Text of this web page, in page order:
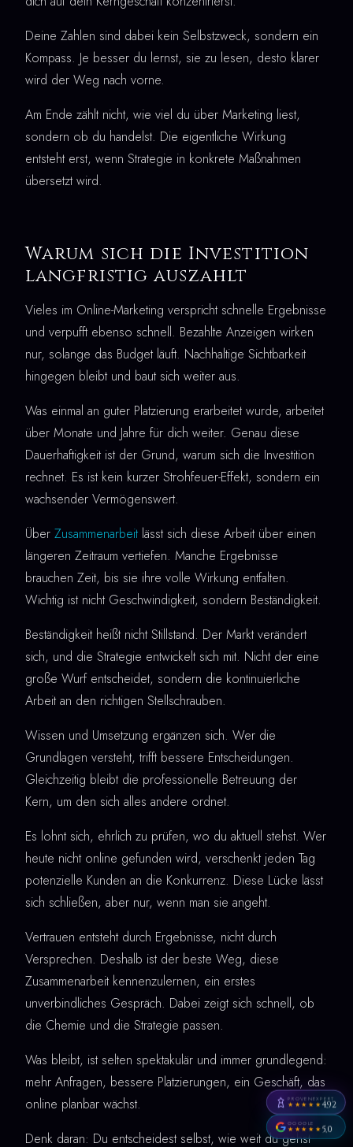
Deine Zahlen sind dabei kein Selbstzweck, sondern ein
Kompass. Je besser du lernst, sie zu lesen, desto klarer
wird der Weg nach vorne.
Am Ende zählt nicht, wie viel du über Marketing liest,
sondern ob du handelst. Die eigentliche Wirkung
entsteht erst, wenn Strategie in konkrete Maßnahmen
übersetzt wird.
Warum sich die Investition
langfristig auszahlt
Vieles im Online-Marketing verspricht schnelle Ergebnisse
und verpufft ebenso schnell. Bezahlte Anzeigen wirken
nur, solange das Budget läuft. Nachhaltige Sichtbarkeit
hingegen bleibt und baut sich weiter aus.
Was einmal an guter Platzierung erarbeitet wurde, arbeitet
über Monate und Jahre für dich weiter. Genau diese
Dauerhaftigkeit ist der Grund, warum sich die Investition
rechnet. Es ist kein kurzer Strohfeuer-Effekt, sondern ein
wachsender Vermögenswert.
Über Zusammenarbeit lässt sich diese Arbeit über einen
längeren Zeitraum vertiefen. Manche Ergebnisse
brauchen Zeit, bis sie ihre volle Wirkung entfalten.
Wichtig ist nicht Geschwindigkeit, sondern Beständigkeit.
Beständigkeit heißt nicht Stillstand. Der Markt verändert
sich, und die Strategie entwickelt sich mit. Nicht der eine
große Wurf entscheidet, sondern die kontinuierliche
Arbeit an den richtigen Stellschrauben.
Wissen und Umsetzung ergänzen sich. Wer die
Grundlagen versteht, trifft bessere Entscheidungen.
Gleichzeitig bleibt die professionelle Betreuung der
Kern, um den sich alles andere ordnet.
Es lohnt sich, ehrlich zu prüfen, wo du aktuell stehst. Wer
heute nicht online gefunden wird, verschenkt jeden Tag
potenzielle Kunden an die Konkurrenz. Diese Lücke lässt
sich schließen, aber nur, wenn man sie angeht.
Vertrauen entsteht durch Ergebnisse, nicht durch
Versprechen. Deshalb ist der beste Weg, diese
Zusammenarbeit kennenzulernen, ein erstes
unverbindliches Gespräch. Dabei zeigt sich schnell, ob
die Chemie und die Strategie passen.
Was bleibt, ist selten spektakulär und immer grundlegend:
mehr Anfragen, bessere Platzierungen, ein Geschäft, das
online planbar wächst.
Denk daran: Du entscheidest selbst, wie weit du gehst
PROVENEXPERT
★★★★★4,92
GOOGLE
★★★★★5,0